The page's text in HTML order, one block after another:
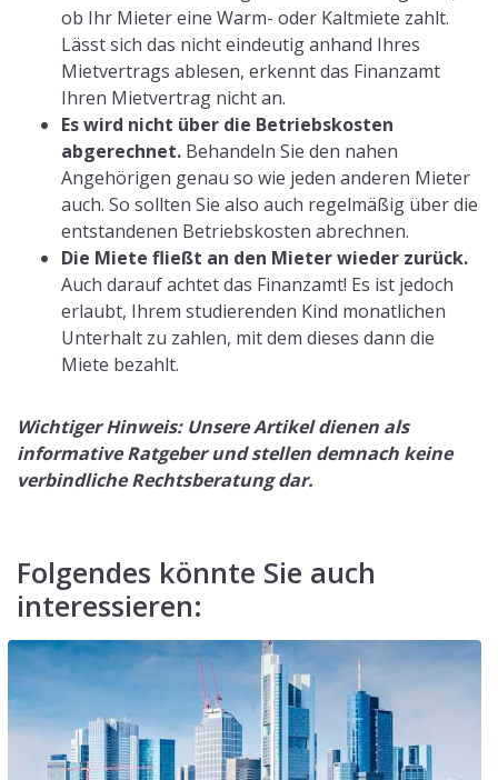
ob Ihr Mieter eine Warm- oder Kaltmiete zahlt.
Lässt sich das nicht eindeutig anhand Ihres
Mietvertrags ablesen, erkennt das Finanzamt
Ihren Mietvertrag nicht an.
Es wird nicht über die Betriebskosten
abgerechnet. Behandeln Sie den nahen
Angehörigen genau so wie jeden anderen Mieter
auch. So sollten Sie also auch regelmäßig über die
entstandenen Betriebskosten abrechnen.
Die Miete fließt an den Mieter wieder zurück.
Auch darauf achtet das Finanzamt! Es ist jedoch
erlaubt, Ihrem studierenden Kind monatlichen
Unterhalt zu zahlen, mit dem dieses dann die
Miete bezahlt.
Wichtiger Hinweis: Unsere Artikel dienen als
informative Ratgeber und stellen demnach keine
verbindliche Rechtsberatung dar.
Folgendes könnte Sie auch
interessieren: